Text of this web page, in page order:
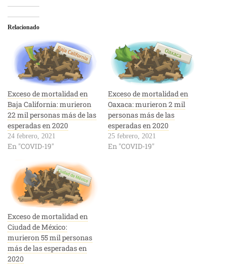
Relacionado
Exceso de mortalidad en
Baja California: murieron
22 mil personas más de las
esperadas en 2020
24 febrero, 2021
En "COVID-19"
Exceso de mortalidad en
Oaxaca: murieron 2 mil
personas más de las
esperadas en 2020
25 febrero, 2021
En "COVID-19"
Exceso de mortalidad en
Ciudad de México:
murieron 55 mil personas
más de las esperadas en
2020